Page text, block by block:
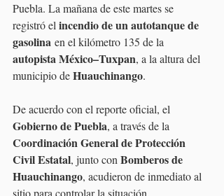
Puebla. La mañana de este martes se
registró el incendio de un autotanque de
gasolina en el kilómetro 135 de la
autopista México–Tuxpan, a la altura del
municipio de Huauchinango.
De acuerdo con el reporte oficial, el
Gobierno de Puebla, a través de la
Coordinación General de Protección
Civil Estatal, junto con Bomberos de
Huauchinango, acudieron de inmediato al